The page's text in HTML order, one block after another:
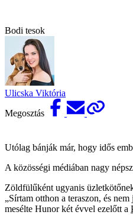
Bodi tesok
Ulicska Viktória
Megosztás
Utólag bánják már, hogy idős
A közösségi médiában nagy
Zöldfülűként ugyanis
„Sírtam otthon a teraszon, és
mesélte Hunor két évvel ezelőtt a